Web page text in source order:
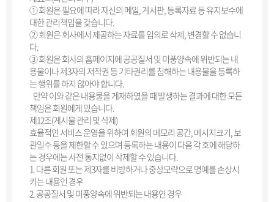
① 회원은 필요에 따라 자신의 메일, 게시판, 등록자료 등 유지보수에
대한 관리책임을 갖습니다.
② 회원은 회사에서 제공하는 자료를 임의로 삭제, 변경할 수 없습니
다.
③ 회원은 회사의 홈페이지에 공공질서 및 미풍양속에 위반되는 내
용물이나 제3자의 저작권 등 기타권리를 침해하는 내용물을 등록하
는 행위를 하지 않아야 합니다.
만약 이와 같은 내용물을 게재하였을 때 발생하는 결과에 대한 모든
책임은 회원에게 있습니다.
제12조(게시물 관리 및 삭제)
효율적인 서비스 운영을 위하여 회원의 메모리 공간, 메시지크기, 보
관일수 등을 제한할 수 있으며 등록하는 내용이 다음 각 호에 해당하
는 경우에는 사전 통지없이 삭제할 수 있습니다.
1. 다른 회원 또는 제3자를 비방하거나 중상모략으로 명예를 손상시
키는 내용인 경우
2. 공공질서 및 미풍양속에 위반되는 내용인 경우